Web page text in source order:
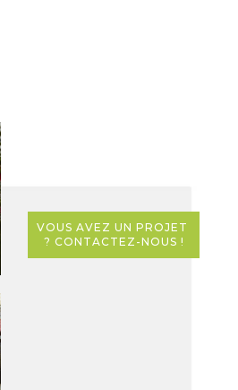
VOUS AVEZ UN PROJET
? CONTACTEZ-NOUS !